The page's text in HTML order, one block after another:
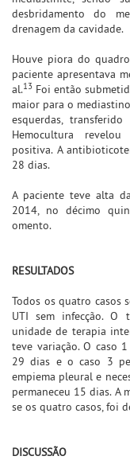
desbridamento do
drenagem da cavidade.
Houve piora do
paciente apresentava
al.13 Foi então
maior para o
esquerdas,
Hemocultura revelou
positiva. A
28 dias.
A paciente teve alta
2014, no décimo
omento.
RESULTADOS
Todos os quatro casos
UTI sem infecção. O
unidade de terapia
teve variação. O caso
29 dias e o caso 3
empiema pleural e
permaneceu 15 dias. A
se os quatro casos, foi
DISCUSSÃO